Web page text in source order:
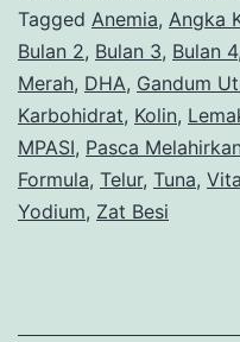
Tagged Anemia, Angka
Bulan 2, Bulan 3, Bulan 4,
Merah, DHA, Gandum
Karbohidrat, Kolin,
MPASI, Pasca Melahirkan
Formula, Telur, Tuna,
Yodium, Zat Besi